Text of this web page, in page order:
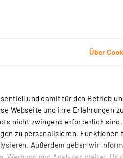
Über
und damit für den Betrieb
Webseite und ihre Erfahrungen
nicht zwingend erforderlich
zu personalisieren, Funktionen
Außerdem geben wir
Werbung und Analysen weiter.
und bequem aus, und